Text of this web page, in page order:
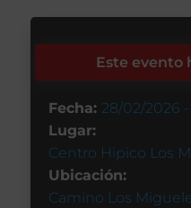
Este evento
Fecha: 28/02/2026
Lugar:
Centro Hipico Los
Ubicación:
Camino Los